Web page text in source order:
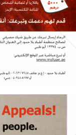
Bild-ID: 60125